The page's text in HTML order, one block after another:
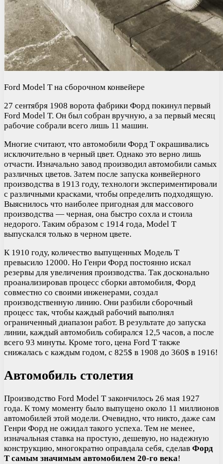
Ford Model T на сборочном конвейере
27 сентября 1908 ворота фабрики Форд покинул первый
Ford Model T. Он был собран вручную, а за первый месяц
рабочие собрали всего лишь 11 машин.
Многие считают, что автомобили Форд Т окрашивались
исключительно в черный цвет. Однако это верно лишь
отчасти. Изначально завод производил автомобили самых
различных цветов. Затем после запуска конвейерного
производства в 1913 году, технологи экспериментировали
с различными красками, чтобы определить подходящую.
Выяснилось что наиболее пригодная для массового
производства — черная, она быстро сохла и стоила
недорого. Таким образом с 1914 года, Model T
выпускался только в черном цвете.
К 1910 году, количество выпущенных Модель Т
превысило 12000. Но Генри Форд постоянно искал
резервы для увеличения производства. Так досконально
проанализировав процесс сборки автомобиля, Форд
совместно со своими инженерами, создал
производственную линию. Они разбили сборочный
процесс так, чтобы каждый рабочий выполнял
ограниченный диапазон работ. В результате до запуска
линии, каждый автомобиль собирался 12,5 часов, а после
всего 93 минуты. Кроме того, цена Ford T также
снижалась с каждым годом, с 825$ в 1908 до 360$ в 1916!
Автомобиль столетия
Производство Ford Model T закончилось 26 мая 1927
года. К тому моменту было выпущено около 11 миллионов
автомобилей этой модели. Очевидно, что никто, даже сам
Генри Форд не ожидал такого успеха. Тем не менее,
изначальная ставка на простую, дешевую, но надежную
конструкцию, многократно оправдала себя, сделав Форд
Т самым значимым автомобилем 20-го века!